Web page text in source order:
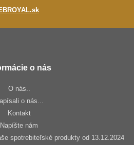
o nás
O nás..
o nás...
Kontakt
Napíšte nám
spotrebiteľské produkty od 13.12.2024